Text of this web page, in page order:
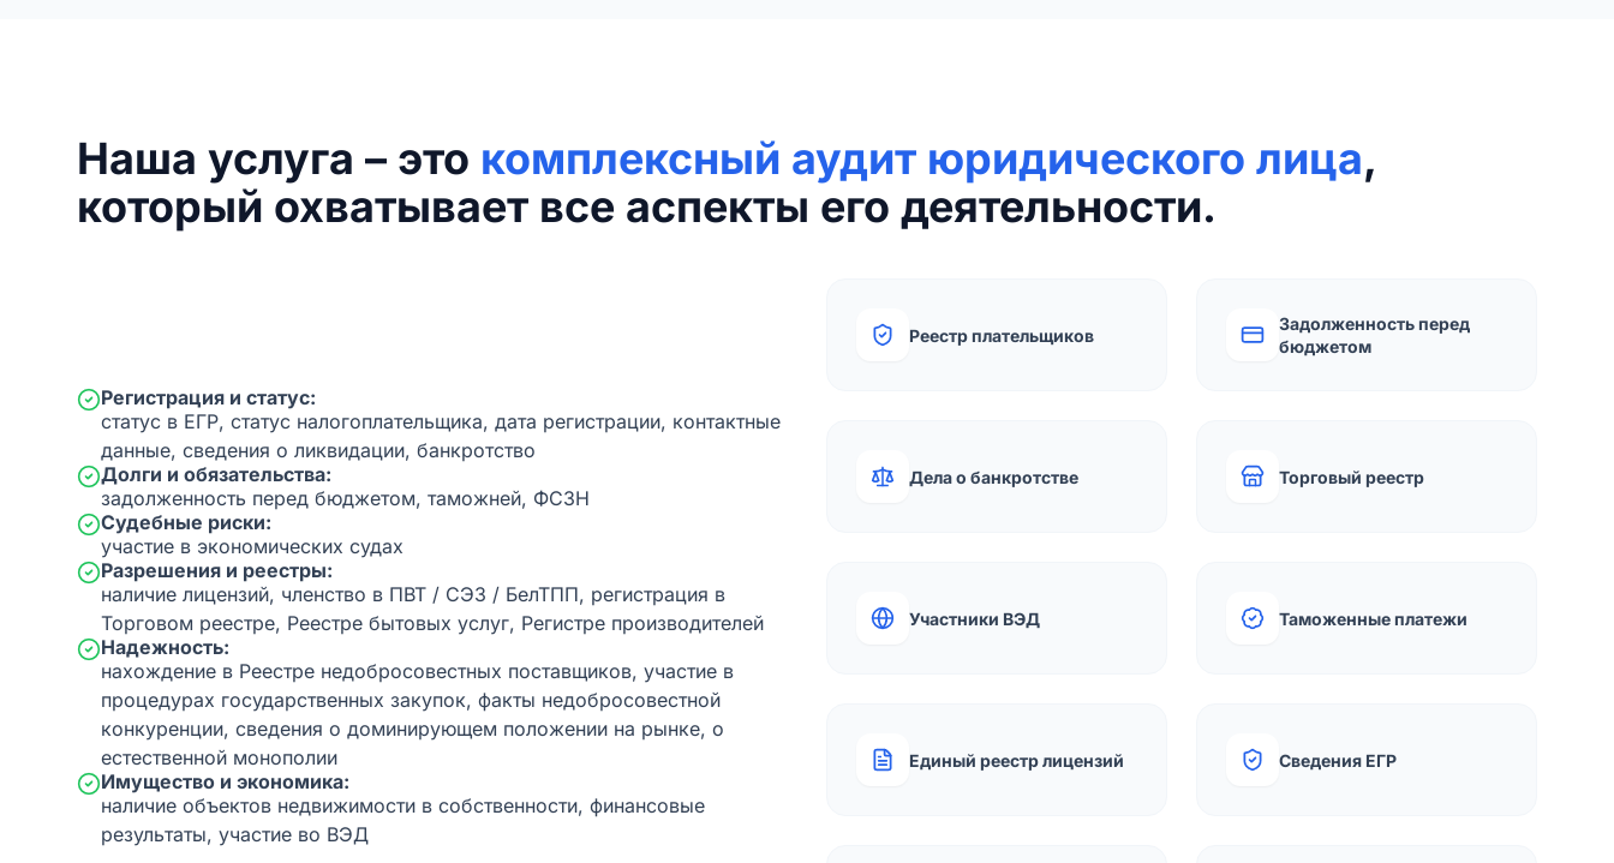
Наша услуга – это комплексный аудит юридического лица,
который охватывает все аспекты его деятельности.
Регистрация и статус:
статус в ЕГР, статус налогоплательщика, дата регистрации, контактные
данные, сведения о ликвидации, банкротство
Долги и обязательства:
задолженность перед бюджетом, таможней, ФСЗН
Судебные риски:
участие в экономических судах
Разрешения и реестры:
наличие лицензий, членство в ПВТ / СЭЗ / БелТПП, регистрация в
Торговом реестре, Реестре бытовых услуг, Регистре производителей
Надежность:
нахождение в Реестре недобросовестных поставщиков, участие в
процедурах государственных закупок, факты недобросовестной
конкуренции, сведения о доминирующем положении на рынке, о
естественной монополии
Имущество и экономика:
наличие объектов недвижимости в собственности, финансовые
результаты, участие во ВЭД
Реестр плательщиков
Задолженность перед
бюджетом
Дела о банкротстве Торговый реестр
Участники ВЭД Таможенные платежи
Единый реестр лицензий Сведения ЕГР